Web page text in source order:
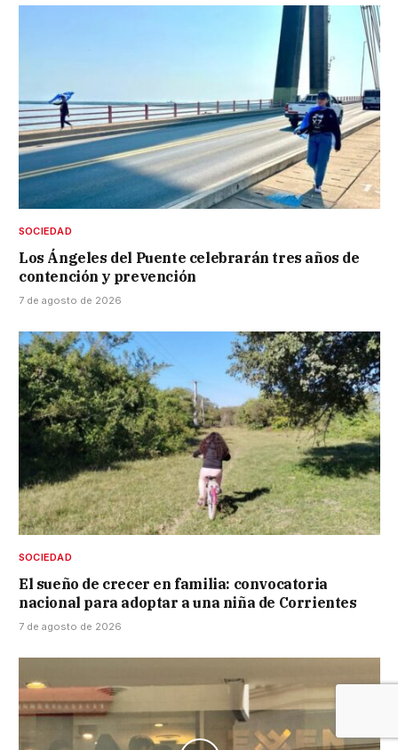
SOCIEDAD
Los Ángeles del Puente celebrarán tres años de
contención y prevención
7 de agosto de 2026
SOCIEDAD
El sueño de crecer en familia: convocatoria
nacional para adoptar a una niña de Corrientes
7 de agosto de 2026